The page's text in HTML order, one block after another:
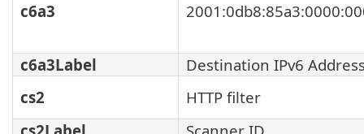
c6a3
c6a3Label
Destination IPv6
cs2
HTTP filter